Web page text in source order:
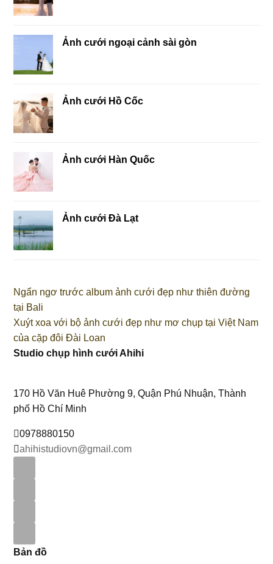
Ảnh cưới ngoại cảnh sài gòn
Ảnh cưới Hồ Cốc
Ảnh cưới Hàn Quốc
Ảnh cưới Đà Lạt
Ngẩn ngơ trước album ảnh cưới đẹp như thiên đường
tại Bali
Xuýt xoa với bộ ảnh cưới đẹp như mơ chụp tại Việt Nam
của cặp đôi Đài Loan
Studio chụp hình cưới Ahihi
170 Hồ Văn Huê Phường 9, Quận Phú Nhuận, Thành
phố Hồ Chí Minh
0978880150
ahihistudiovn@gmail.com
Bản đồ